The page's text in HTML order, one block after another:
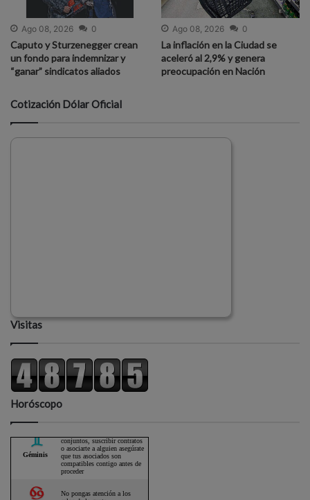
Ago 08, 2026 0
Caputo y Sturzenegger crean
un fondo para indemnizar y
“ganar” sindicatos aliados
Ago 08, 2026 0
La inflación en la Ciudad se
aceleró al 2,9% y genera
preocupación en Nación
Cotización Dólar Oficial
Visitas
Horóscopo